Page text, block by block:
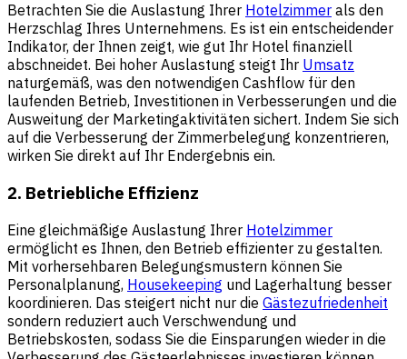
Betrachten Sie die Auslastung Ihrer Hotelzimmer als den
Herzschlag Ihres Unternehmens. Es ist ein entscheidender
Indikator, der Ihnen zeigt, wie gut Ihr Hotel finanziell
abschneidet. Bei hoher Auslastung steigt Ihr Umsatz
naturgemäß, was den notwendigen Cashflow für den
laufenden Betrieb, Investitionen in Verbesserungen und die
Ausweitung der Marketingaktivitäten sichert. Indem Sie sich
auf die Verbesserung der Zimmerbelegung konzentrieren,
wirken Sie direkt auf Ihr Endergebnis ein.
2. Betriebliche Effizienz
Eine gleichmäßige Auslastung Ihrer Hotelzimmer
ermöglicht es Ihnen, den Betrieb effizienter zu gestalten.
Mit vorhersehbaren Belegungsmustern können Sie
Personalplanung, Housekeeping und Lagerhaltung besser
koordinieren. Das steigert nicht nur die Gästezufriedenheit
sondern reduziert auch Verschwendung und
Betriebskosten, sodass Sie die Einsparungen wieder in die